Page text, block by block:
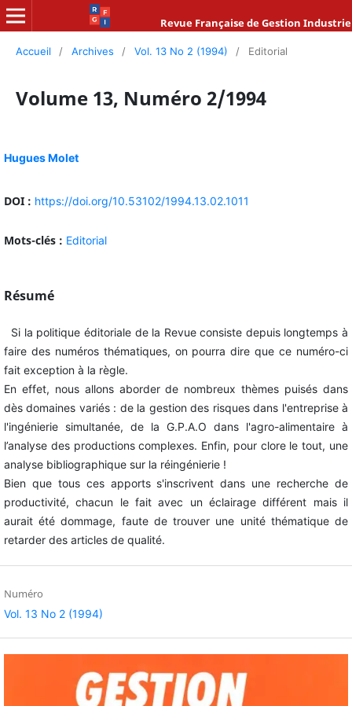
Revue Française de Gestion
Accueil / Archives / Vol. 13 No 2 (1994) / Editorial
Volume 13, Numéro 2/1994
Hugues Molet
DOI : https://doi.org/10.53102/1994.13.02.1011
Mots-clés : Editorial
Résumé
Si la politique éditoriale de la Revue consiste depuis longtemps à
faire des numéros thématiques, on pourra dire que ce numéro-ci
fait exception à la règle.
En effet, nous allons aborder de nombreux thèmes puisés dans
dès domaines variés : de la gestion des risques dans l'entreprise à
l'ingénierie simultanée, de la G.P.A.O dans l'agro-alimentaire à
l’analyse des productions complexes. Enfin, pour clore le tout, une
analyse bibliographique sur la réingénierie !
Bien que tous ces apports s'inscrivent dans une recherche de
productivité, chacun le fait avec un éclairage différent mais il
aurait été dommage, faute de trouver une unité thématique de
retarder des articles de qualité.
Numéro
Vol. 13 No 2 (1994)